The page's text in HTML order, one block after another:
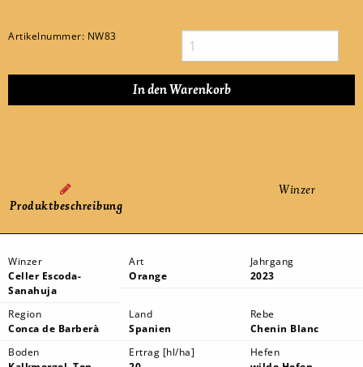
Artikelnummer: NW83
Produktbeschreibung
Winzer
Winzer
Celler Escoda-
Sanahuja
Art
Orange
Jahrgang
2023
Region
Conca de Barberà
Land
Spanien
Rebe
Chenin Blanc
Boden
Ertrag [hl/ha]
Hefen